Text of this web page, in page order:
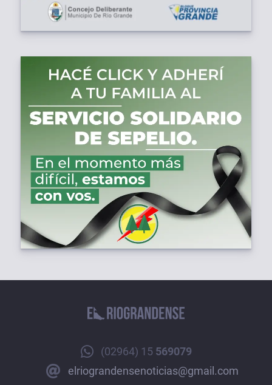
(02964) 15 569079
elriograndensenoticias@gmail.com